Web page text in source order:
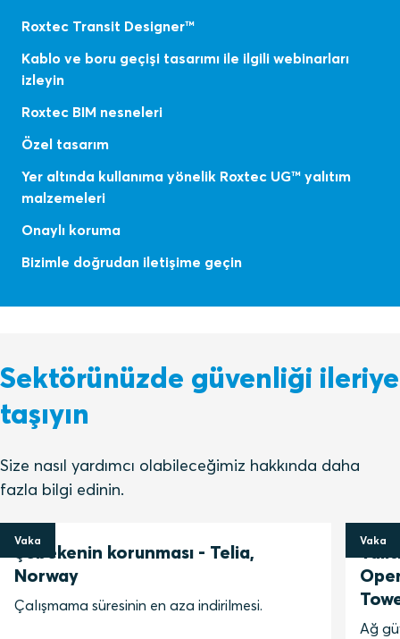
Roxtec Transit Designer™
Kablo ve boru geçişi tasarımı ile ilgili webinarları
izleyin
Roxtec BIM nesneleri
Özel tasarım
Yer altında kullanıma yönelik Roxtec UG™ yalıtım
malzemeleri
Onaylı koruma
Bizimle doğrudan iletişime geçin
Sektörünüzde güvenliği ileriye
taşıyın
Size nasıl yardımcı olabileceğimiz hakkında daha
fazla bilgi edinin.
Vaka
Şebekenin korunması - Telia,
Norway
Çalışmama süresinin en aza indirilmesi.
Vaka
Ağ